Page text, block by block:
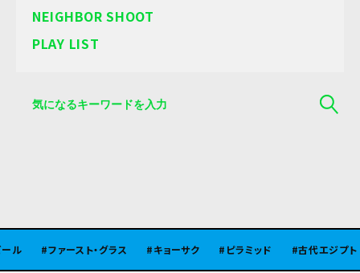
NEIGHBOR SHOOT
PLAY LIST
ファースト・グラス キョーサク ピラミッド 古代エジプト